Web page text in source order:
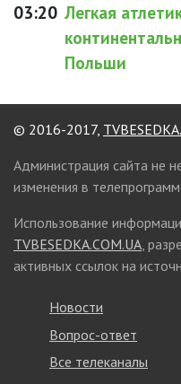
03:20 Легкая
Польши
© 2016-2017,
Администрация сайта не
изменения в
Использование
TVBESEDKA.COM.UA,
активных ссылок на
Новости
Вопрос-ответ
Все телеканалы